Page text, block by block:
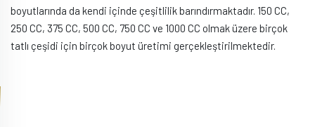
boyutlarında da kendi içinde çeşitlilik barındırmaktadır. 150 CC,
250 CC, 375 CC, 500 CC, 750 CC ve 1000 CC olmak üzere birçok
tatlı çeşidi için birçok boyut üretimi gerçekleştirilmektedir.